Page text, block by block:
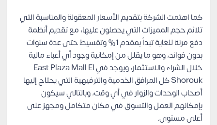
كما اهتمت الشركة بتقديم الأسعار المعقولة والمناسبة التي
تلائم حجم المميزات التي يحصلون عليها، مع تقديم أنظمة
دفع مرنة للغاية تبدأ بمقدم 1% وتقسيط حتى عدة سنوات
بدون فوائد، وهو ما يقلل من إمكانية وجود أي أعباء مالية
خلال الشراء والاستثمار، ويوجد في East Plaza Mall El
Shorouk كل المرافق الخدمية والترفيهية التي يحتاج إليها
أصحاب الوحدات والزوار في أي وقت، وبالتالي سيكون
بإمكانهم العمل والتسوق في مكان متكامل ومجهز على
أعلى مستوى.